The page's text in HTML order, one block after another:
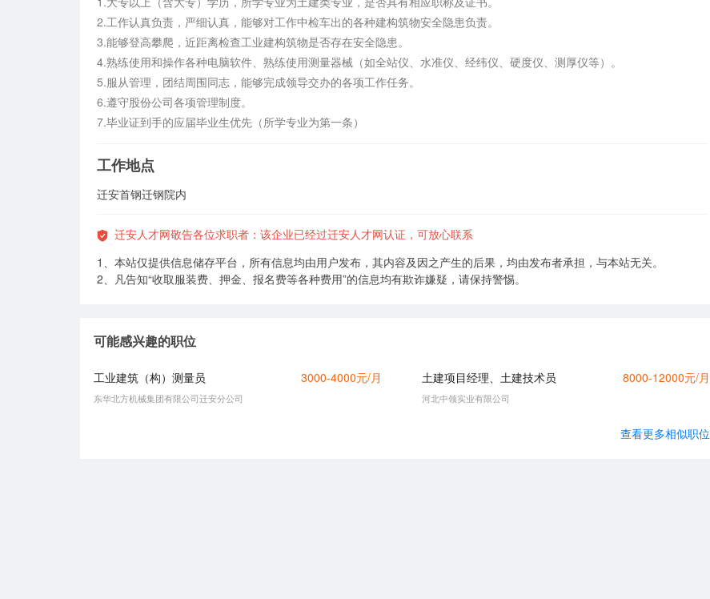
2.工作认真负责，严细认真，能够对工作中检车出的各种建构筑物安全隐患负责。
3.能够登高攀爬，近距离检查工业建构筑物是否存在安全隐患。
4.熟练使用和操作各种电脑软件、熟练使用测量器械（如全站仪、水准仪、经纬仪、硬度仪、测厚仪等）。
5.服从管理，团结周围同志，能够完成领导交办的各项工作任务。
6.遵守股份公司各项管理制度。
7.毕业证到手的应届毕业生优先（所学专业为第一条）
工作地点
迁安首钢迁钢院内
迁安人才网敬告各位求职者：该企业已经过迁安人才网认证，可放心联系
1、本站仅提供信息储存平台，所有信息均由用户发布，其内容及因之产生的后果，均由发布者承担，与本站无关。
2、凡告知“收取服装费、押金、报名费等各种费用”的信息均有欺诈嫌疑，请保持警惕。
可能感兴趣的职位
工业建筑（构）测量员 3000-4000元/月
东华北方机械集团有限公司迁安分公司
土建项目经理、土建技术员 8000-12000元/月
河北中领实业有限公司
查看更多相似职位